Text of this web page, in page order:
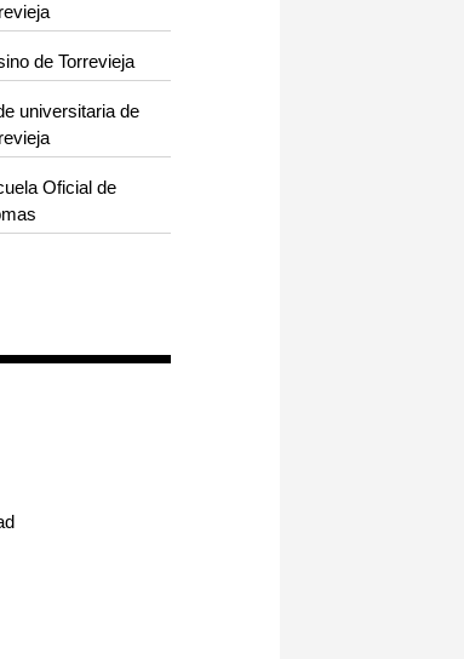
de Torrevieja
universitaria de
Oficial de